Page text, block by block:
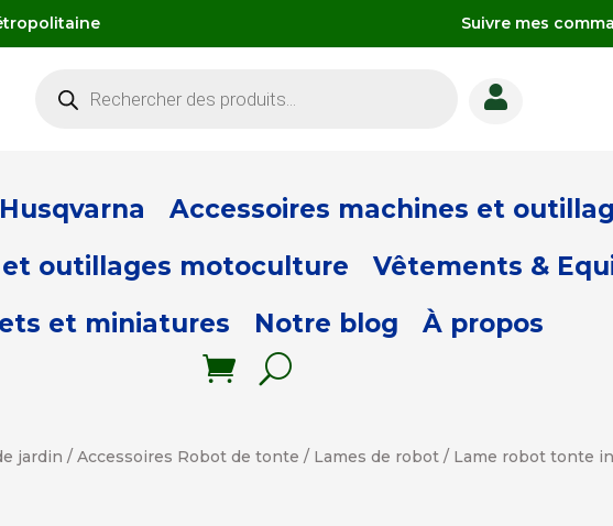
Suivre mes
produits 
Accessoires machines et
outillages motoculture
Vêtements &
et miniatures
Notre blog À propos
jardin /Accessoires Robot de tonte / Lames de robot / Lame robot tonte